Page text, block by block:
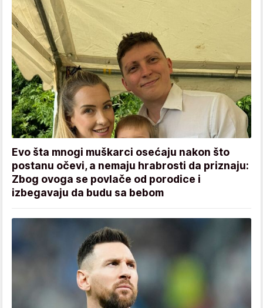
Evo šta mnogi muškarci osećaju nakon što
postanu očevi, a nemaju hrabrosti da priznaju:
Zbog ovoga se povlače od porodice i
izbegavaju da budu sa bebom